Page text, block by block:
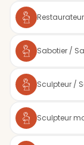
Sabotier /
Sculpteur /
Sculpteur